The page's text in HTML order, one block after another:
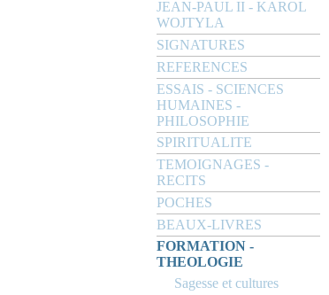
JEAN-PAUL II - KAROL
WOJTYLA
SIGNATURES
REFERENCES
ESSAIS - SCIENCES
HUMAINES -
PHILOSOPHIE
SPIRITUALITE
TEMOIGNAGES -
RECITS
POCHES
BEAUX-LIVRES
FORMATION -
THEOLOGIE
Sagesse et cultures